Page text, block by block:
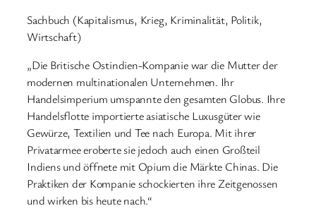
Sachbuch (Kapitalismus, Krieg, Kriminalität, Politik,
Wirtschaft)
„Die Britische Ostindien-Kompanie war die Mutter der
modernen multinationalen Unternehmen. Ihr
Handelsimperium umspannte den gesamten Globus. Ihre
Handelsflotte importierte asiatische Luxusgüter wie
Gewürze, Textilien und Tee nach Europa. Mit ihrer
Privatarmee eroberte sie jedoch auch einen Großteil
Indiens und öffnete mit Opium die Märkte Chinas. Die
Praktiken der Kompanie schockierten ihre Zeitgenossen
und wirken bis heute nach.“